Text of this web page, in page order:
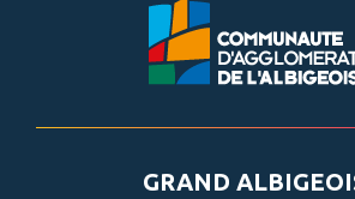
GRAND